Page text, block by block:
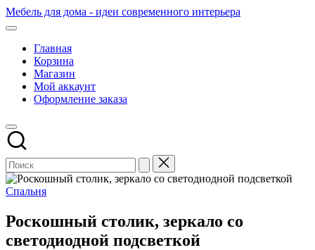
Перейти
к
Мебель для дома - идеи современного интерьера
Главная
Корзина
Магазин
Мой аккаунт
Оформление заказа
Опубликовано
Спальня
Роскошный столик, зеркало со
светодиодной подсветкой